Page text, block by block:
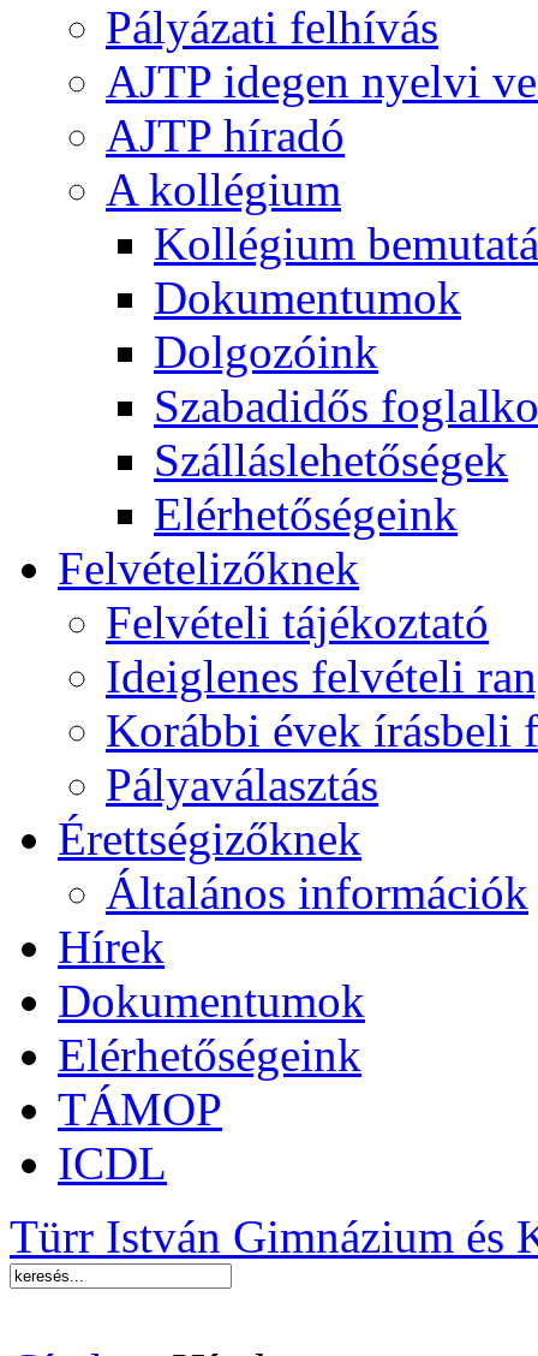
Pályázati felhívás
AJTP idegen nyelvi
AJTP híradó
A kollégium
Kollégium
Dokumentumok
Dolgozóink
Szabadidős
Szálláslehetőségek
Elérhetőségeink
Felvételizőknek
Felvételi tájékoztató
Ideiglenes felvételi
Korábbi évek írásbeli
Pályaválasztás
Érettségizőknek
Általános információk
Hírek
Dokumentumok
Elérhetőségeink
TÁMOP
ICDL
Türr István Gimnázium és